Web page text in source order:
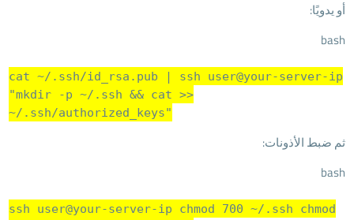
أو يدويًا:
bash
cat ~/.ssh/id_rsa.pub | ssh user@your-server-ip
"mkdir -p ~/.ssh && cat >>
~/.ssh/authorized_keys"
ثم ضبط الأذونات:
bash
ssh user@your-server-ip chmod 700 ~/.ssh chmod